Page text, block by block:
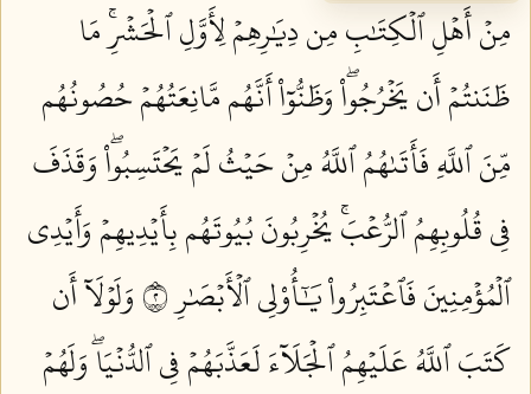
مِنۡ أَهۡلِ ٱلۡكِتَٰبِ مِن دِيَٰرِهِمۡ لِأَوَّلِ ٱلۡحَشۡرِۚ مَا
ظَنَنتُمۡ أَن يَخۡرُجُواْۖ وَظَنُّوٓاْ أَنَّهُم مَّانِعَتُهُمۡ حُصُونُهُم
مِّنَ ٱللَّهِ فَأَتَىٰهُمُ ٱللَّهُ مِنۡ حَيۡثُ لَمۡ يَحۡتَسِبُواْۖ وَقَذَفَ
فِي قُلُوبِهِمُ ٱلرُّعۡبَۚ يُخۡرِبُونَ بُيُوتَهُم بِأَيۡدِيهِمۡ وَأَيۡدِي
ٱلۡمُؤۡمِنِينَ فَٱعۡتَبِرُواْ يَٰٓأُوْلِي ٱلۡأَبۡصَٰرِ ٢
وَلَوۡلَآ أَن
كَتَبَ ٱللَّهُ عَلَيۡهِمُ ٱلۡجَلَآءَ لَعَذَّبَهُمۡ فِي ٱلدُّنۡيَاۖ وَلَهُمۡ